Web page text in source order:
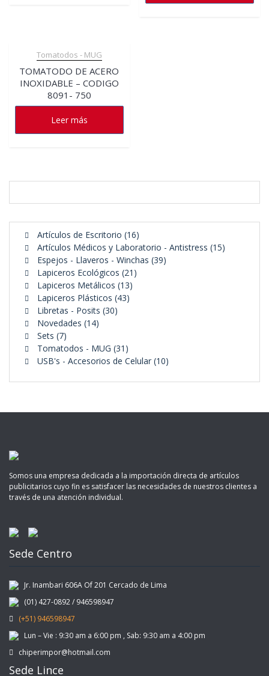
Tomatodos - MUG
TOMATODO DE ACERO
INOXIDABLE – CODIGO
8091- 750
Leer más
Artículos de Escritorio 1616
productos
Artículos Médicos y Laboratorio - Antistress 1515
Espejos - Llaveros - Winchas 3939
Lapiceros Ecológicos 21 21
Lapiceros Metálicos 1313
Lapiceros Plásticos 4343
Libretas - Posits 3030
Novedades 1414
Sets 77
productos
Tomatodos - MUG 31 31
productos
USB's - Accesorios de Celular 1010
Somos una empresa dedicada a la importación directa de artículos
publicitarios cuyo fin es satisfacer las necesidades de nuestros clientes a
través de una atención individual.
Sede Centro
Jr. Inambari 606A Of 201 Cercado de Lima
(01) 427-0892 / 946598947
(+51) 946598947
Lun – Vie : 9:30 am a 6:00 pm , Sab: 9:30 am a 4:00 pm
chiperimpor@hotmail.com
Sede Lince